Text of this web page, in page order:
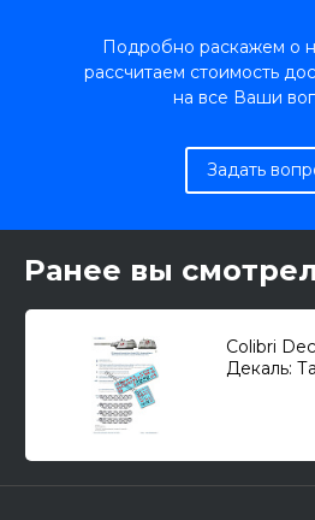
Подробно раскажем о
рассчитаем стоимость
на все Ваши
Задать
Ранее вы
Colibri
Декаль: